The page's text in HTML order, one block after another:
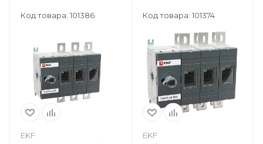
Код товара: 101386
EKF
Код товара: 101374
EKF